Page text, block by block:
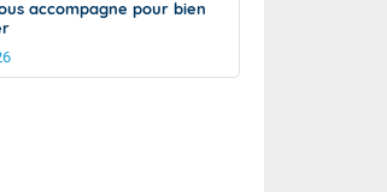
accompagne pour bien